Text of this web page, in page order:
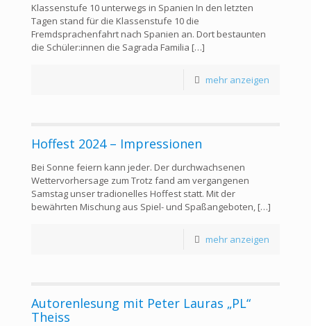
Klassenstufe 10 unterwegs in Spanien In den letzten
Tagen stand für die Klassenstufe 10 die
Fremdsprachenfahrt nach Spanien an. Dort bestaunten
die Schüler:innen die Sagrada Familia […]
mehr anzeigen
Hoffest 2024 – Impressionen
Bei Sonne feiern kann jeder. Der durchwachsenen
Wettervorhersage zum Trotz fand am vergangenen
Samstag unser tradionelles Hoffest statt. Mit der
bewährten Mischung aus Spiel- und Spaßangeboten, […]
mehr anzeigen
Autorenlesung mit Peter Lauras „PL“
Theiss